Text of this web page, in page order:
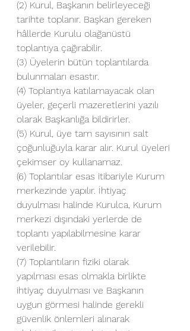
(2) Kurul, Başkanın belirleyeceği
tarihte toplanır. Başkan gereken
hâllerde Kurulu olağanüstü
toplantıya çağırabilir.
(3) Üyelerin bütün toplantılarda
bulunmaları esastır.
(4) Toplantıya katılamayacak olan
üyeler, geçerli mazeretlerini yazılı
olarak Başkanlığa bildirirler.
(5) Kurul, üye tam sayısının salt
çoğunluğuyla karar alır. Kurul üyeleri
çekimser oy kullanamaz.
(6) Toplantılar esas itibariyle Kurum
merkezinde yapılır. İhtiyaç
duyulması halinde Kurulca, Kurum
merkezi dışındaki yerlerde de
toplantı yapılabilmesine karar
verilebilir.
(7) Toplantıların fiziki olarak
yapılması esas olmakla birlikte
ihtiyaç duyulması ve Başkanın
uygun görmesi halinde gerekli
güvenlik önlemleri alınarak